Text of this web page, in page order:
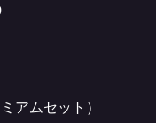
アムセット）